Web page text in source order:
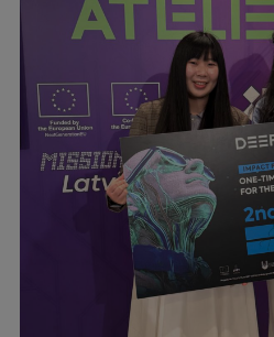
Pētniecības datu pārvaldība
RSU zinātnes portāls
Zinātnes ietekme
Pētniecības platformas
Doktorantūras skola
Pētniecības pakalpojumi
Pētniecības projekti
Zinātnieku brokastis